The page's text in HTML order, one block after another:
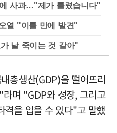
사과…"제가 틀렸습니다"
열 "이틀 만에 발견"
날 죽이는 것 같아"
총생산(GDP)을 떨어뜨리
며 "GDP와 성장, 그리고
격을 입을 수 있다"고 말했